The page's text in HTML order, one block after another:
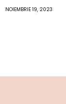
NOIEMBRIE 19, 2023